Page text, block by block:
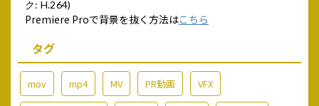
ク: H.264)
Premiere Proで背景を抜く方法はこちら
タグ
mov mp4 MV PR動画 VFX